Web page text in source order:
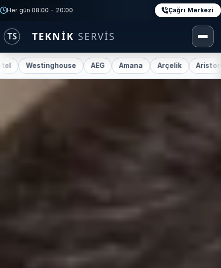
Her gün 08:00 - 20:00 Çağrı Merkezi
AEG Amana Arçelik Ariston Beko